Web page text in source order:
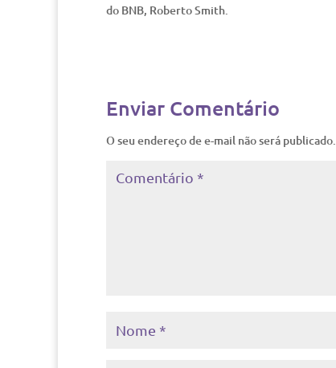
do BNB, Roberto Smith.
Enviar Comentário
O seu endereço de e-mail não será publicado.